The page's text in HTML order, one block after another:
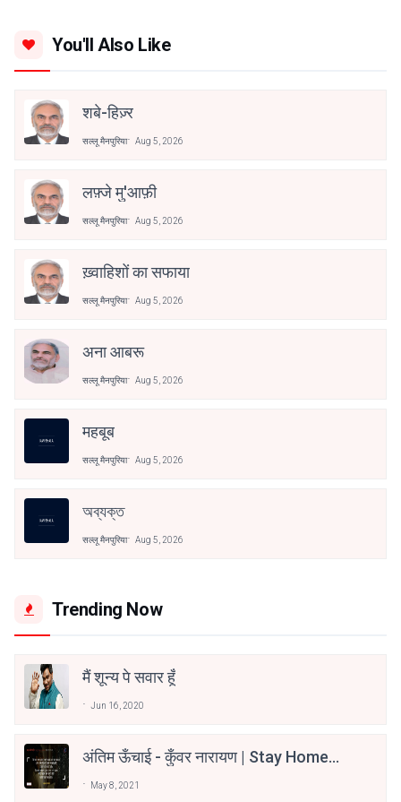
You'll Also Like
शबे-हिज़्र
सल्लू मैनपुरिया Aug 5, 2026
लफ़्जे मु'आफ़ी
सल्लू मैनपुरिया Aug 5, 2026
ख़्वाहिशों का सफाया
सल्लू मैनपुरिया Aug 5, 2026
अना आबरू
सल्लू मैनपुरिया Aug 5, 2026
महबूब
सल्लू मैनपुरिया Aug 5, 2026
অব্যক্ত
सल्लू मैनपुरिया Aug 5, 2026
Trending Now
मैं शून्य पे सवार हूँ
Jun 16, 2020
अंतिम ऊँचाई - कुँवर नारायण | Stay Home
May 8, 2021